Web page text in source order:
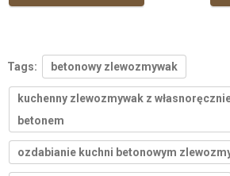
Tags: betonowy zlewozmywak
kuchenny zlewozmywak z
betonem
ozdabianie kuchni betonowym